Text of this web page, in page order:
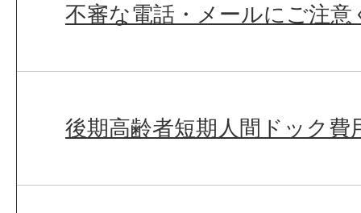
不審な電話・メールにご注意
後期高齢者短期人間ドック費